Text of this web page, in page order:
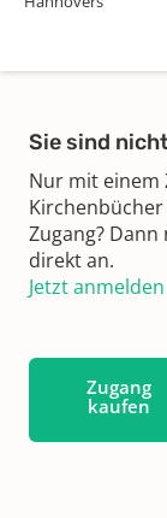
Sie sind
Nur mit einem
Zugang?
direkt an.
Jetzt anmelden
Zugang
kaufen